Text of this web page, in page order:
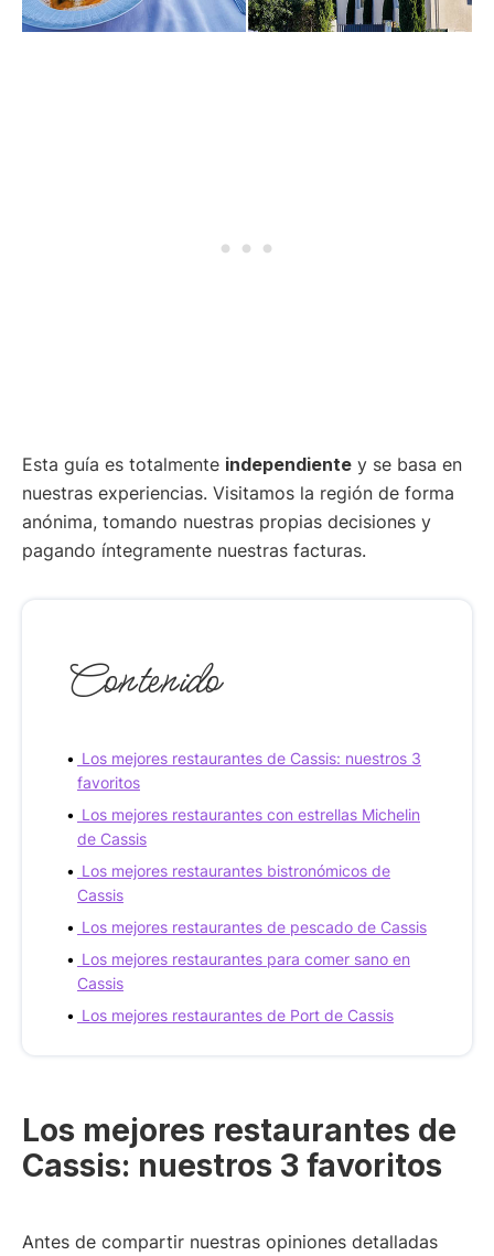
Esta guía es totalmente independiente y se basa en
nuestras experiencias. Visitamos la región de forma
anónima, tomando nuestras propias decisiones y
pagando íntegramente nuestras facturas.
Contenido
Los mejores restaurantes de Cassis: nuestros 3
favoritos
Los mejores restaurantes con estrellas Michelin
de Cassis
Los mejores restaurantes bistronómicos de
Cassis
Los mejores restaurantes de pescado de Cassis
Los mejores restaurantes para comer sano en
Cassis
Los mejores restaurantes de Port de Cassis
Los mejores restaurantes de
Cassis: nuestros 3 favoritos
Antes de compartir nuestras opiniones detalladas